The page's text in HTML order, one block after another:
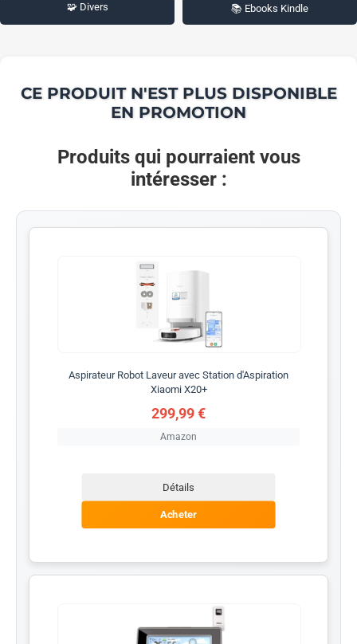
🧩 Divers 📚 Ebooks Kindle
CE PRODUIT N'EST PLUS DISPONIBLE
EN PROMOTION
Produits qui pourraient vous
intéresser :
Aspirateur Robot Laveur avec Station d'Aspiration
Xiaomi X20+
299,99 €
Amazon
Détails
Acheter